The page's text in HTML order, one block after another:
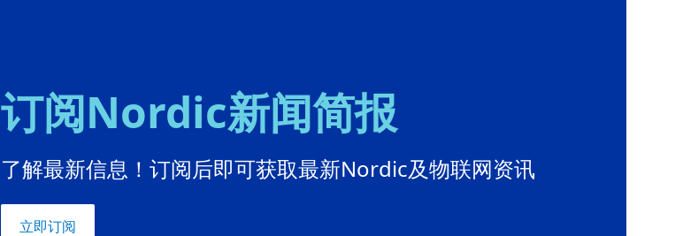
订阅Nordic新闻简报
了解最新信息！订阅后即可获取最新Nordic及物联网资讯
立即订阅